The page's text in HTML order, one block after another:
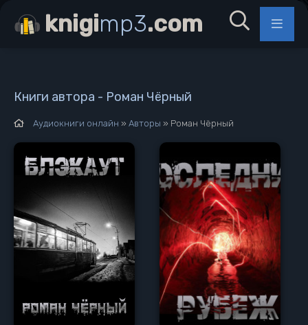
Книги автора - Роман Чёрный
Аудиокниги онлайн » Авторы » Роман Чёрный
knigimp3.com